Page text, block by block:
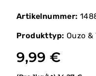
Artikelnummer:
Produkttyp: Ouzo &
9,99 €